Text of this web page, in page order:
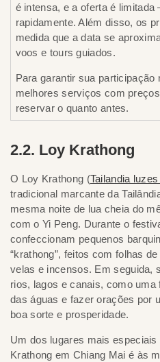
é intensa, e a oferta é
rapidamente. Além disso, os
medida que a data se
voos e tours guiados.
Para garantir sua participação
melhores serviços com
reservar o quanto antes.
2.2. Loy Krathong
O Loy Krathong (Tailandia
tradicional marcante da
mesma noite de lua cheia do
com o Yi Peng. Durante o
confeccionam pequenos
“krathong”, feitos com folhas
velas e incensos. Em seguida,
rios, lagos e canais, como
das águas e fazer orações por
boa sorte e prosperidade.
Um dos lugares mais
Krathong em Chiang Mai é às